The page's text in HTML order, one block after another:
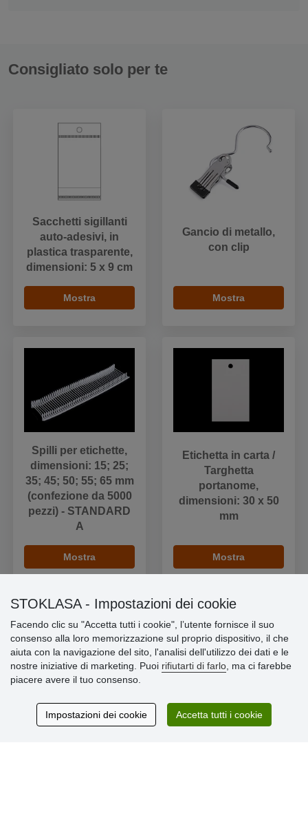
Consigliato solo per te
Sacchetti sigillanti
auto-adesivi, in
plastica trasparente,
dimensioni: 5 x 9 cm
Mostra
Gancio di metallo,
con clip
Mostra
Spilli per etichette,
dimensioni: 15; 25;
35; 45; 50; 55; 65 mm
(confezione da 5000
pezzi) - STANDARD
A
Mostra
Etichetta in carta /
Targhetta
portanome,
dimensioni: 30 x 50
mm
Mostra
Informazioni importanti
» Impostazioni dei cookie
» Termini & Condizioni
» Consegna e pagamento
» Garanzia e resi
STOKLASA - Impostazioni dei cookie
Facendo clic su "Accetta tutti i cookie", l’utente fornisce il suo
consenso alla loro memorizzazione sul proprio dispositivo, il che
aiuta con la navigazione del sito, l'analisi dell'utilizzo dei dati e le
nostre iniziative di marketing. Puoi rifiutarti di farlo , ma ci farebbe
piacere avere il tuo consenso.
Impostazioni dei cookie Accetta tutti i cookie